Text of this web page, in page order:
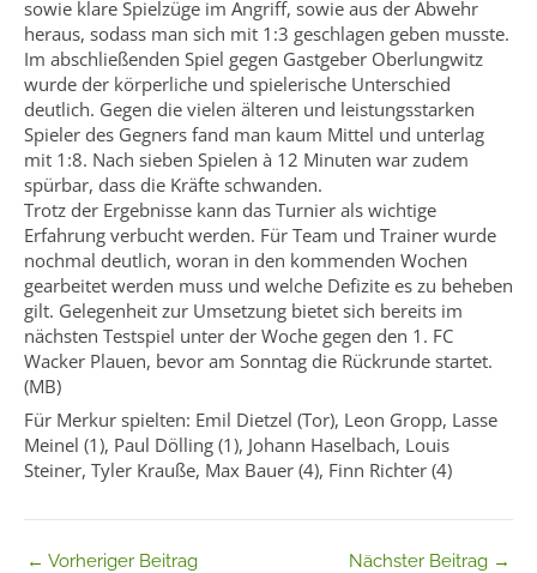
sowie klare Spielzüge im Angriff, sowie aus der Abwehr
heraus, sodass man sich mit 1:3 geschlagen geben musste.
Im abschließenden Spiel gegen Gastgeber Oberlungwitz
wurde der körperliche und spielerische Unterschied
deutlich. Gegen die vielen älteren und leistungsstarken
Spieler des Gegners fand man kaum Mittel und unterlag
mit 1:8. Nach sieben Spielen à 12 Minuten war zudem
spürbar, dass die Kräfte schwanden.
Trotz der Ergebnisse kann das Turnier als wichtige
Erfahrung verbucht werden. Für Team und Trainer wurde
nochmal deutlich, woran in den kommenden Wochen
gearbeitet werden muss und welche Defizite es zu beheben
gilt. Gelegenheit zur Umsetzung bietet sich bereits im
nächsten Testspiel unter der Woche gegen den 1. FC
Wacker Plauen, bevor am Sonntag die Rückrunde startet.
(MB)
Für Merkur spielten: Emil Dietzel (Tor), Leon Gropp, Lasse
Meinel (1), Paul Dölling (1), Johann Haselbach, Louis
Steiner, Tyler Krauße, Max Bauer (4), Finn Richter (4)
← Vorheriger Beitrag Nächster Beitrag →